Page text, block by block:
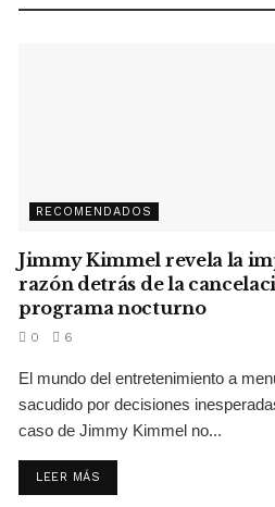
RECOMENDADOS
Jimmy Kimmel revela la
razón detrás de la
programa nocturno
0 6
El mundo del entretenimiento a
sacudido por decisiones
caso de Jimmy Kimmel no...
LEER MÁS